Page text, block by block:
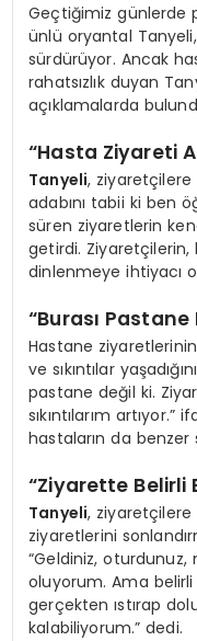
Geçtiğimiz günlerde
ünlü oryantal
sürdürüyor. Ancak
rahatsızlık duyan
açıklamalarda
“Hasta Ziyareti
Tanyeli, ziyaretçilere
adabını tabii ki ben
süren ziyaretlerin
getirdi.
dinlenmeye ihtiyacı
“Burası
Hastane
ve sıkıntılar
pastane değil ki.
sıkıntılarım artıyor.”
hastaların da benzer
“Ziyarette Belirli
Tanyeli,
ziyaretlerini
“Geldiniz,
oluyorum. Ama
gerçekten ıstırap
kalabiliyorum.” dedi.